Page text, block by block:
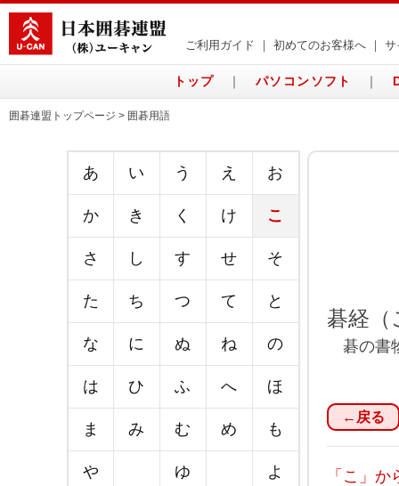
ご利用ガイド 初めてのお客様へ サ
トップ ｜ パソコンソフト ｜
囲碁連盟トップページ > 囲碁用語
あ い う え お
か き く け こ
さ し す せ そ
た ち つ て と
な に ぬ ね の
は ひ ふ へ ほ
ま み む め も
や ゆ よ
碁経（
碁の書
←戻る
「こ」